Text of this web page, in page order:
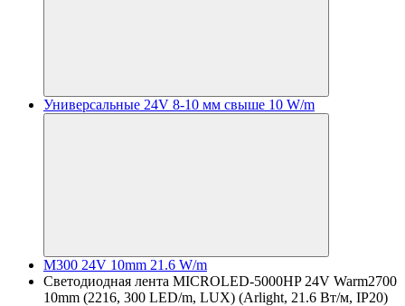
Универсальные 24V 8-10 мм свыше 10 W/m
M300 24V 10mm 21.6 W/m
Светодиодная лента MICROLED-5000HP 24V Warm2700
10mm (2216, 300 LED/m, LUX) (Arlight, 21.6 Вт/м, IP20)